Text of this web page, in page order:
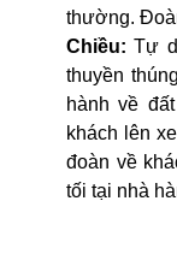
thường.
Chiều:Tự
thuyền
hành về
khách lên
đoàn về
tối tại nhà